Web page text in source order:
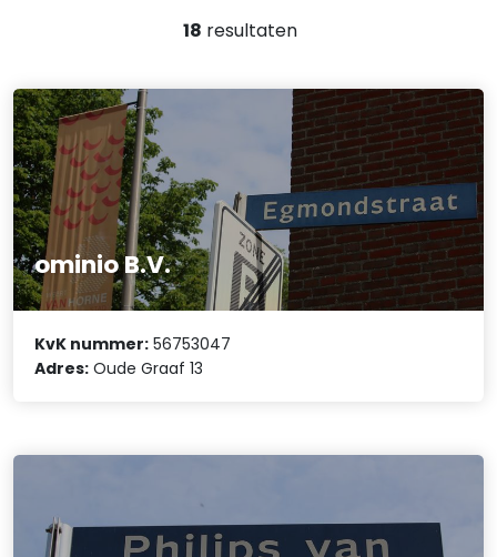
18 resultaten
ominio B.V.
KvK nummer: 56753047
Adres: Oude Graaf 13